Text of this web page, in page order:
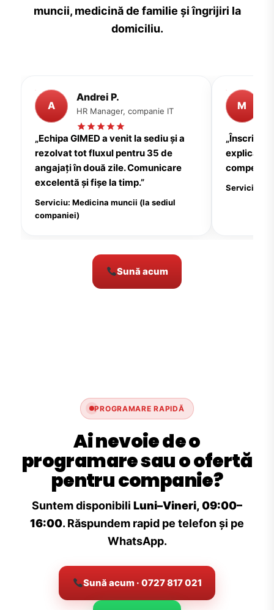
muncii, medicină de familie și îngrijiri la
domiciliu.
A
Andrei P.
HR Manager, companie IT
„Echipa GIMED a venit la sediu și a
rezolvat tot fluxul pentru 35 de
angajați în două zile. Comunicare
excelentă și fișe la timp.”
Serviciu: Medicina muncii (la sediul
companiei)
M
explicații
Serviciu:
Sună acum
PROGRAMARE RAPIDĂ
Ai nevoie de o
programare sau o ofertă
pentru companie?
Suntem disponibili Luni–Vineri, 09:00–
16:00. Răspundem rapid pe telefon și pe
WhatsApp.
Sună acum · 0727 817 021